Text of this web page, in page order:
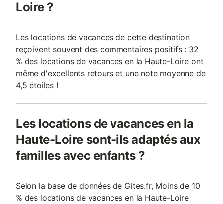
Loire ?
Les locations de vacances de cette destination
reçoivent souvent des commentaires positifs : 32
% des locations de vacances en la Haute-Loire ont
même d'excellents retours et une note moyenne de
4,5 étoiles !
Les locations de vacances en la
Haute-Loire sont-ils adaptés aux
familles avec enfants ?
Selon la base de données de Gites.fr, Moins de 10
% des locations de vacances en la Haute-Loire